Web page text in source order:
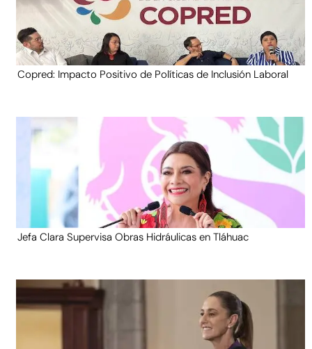
Copred: Impacto Positivo de Políticas de Inclusión Laboral
Jefa Clara Supervisa Obras Hidráulicas en Tláhuac